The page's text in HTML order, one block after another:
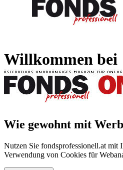
Willkommen bei
Wie gewohnt mit
Nutzen Sie fondsprofessionell.at mit
Verwendung von Cookies für